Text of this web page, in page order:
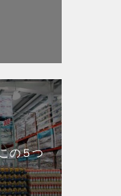
の５つ